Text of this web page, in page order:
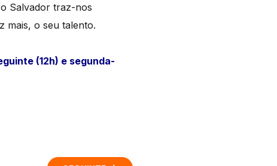
Salvador traz-nos
mais, o seu talento.
(12h) e segunda-